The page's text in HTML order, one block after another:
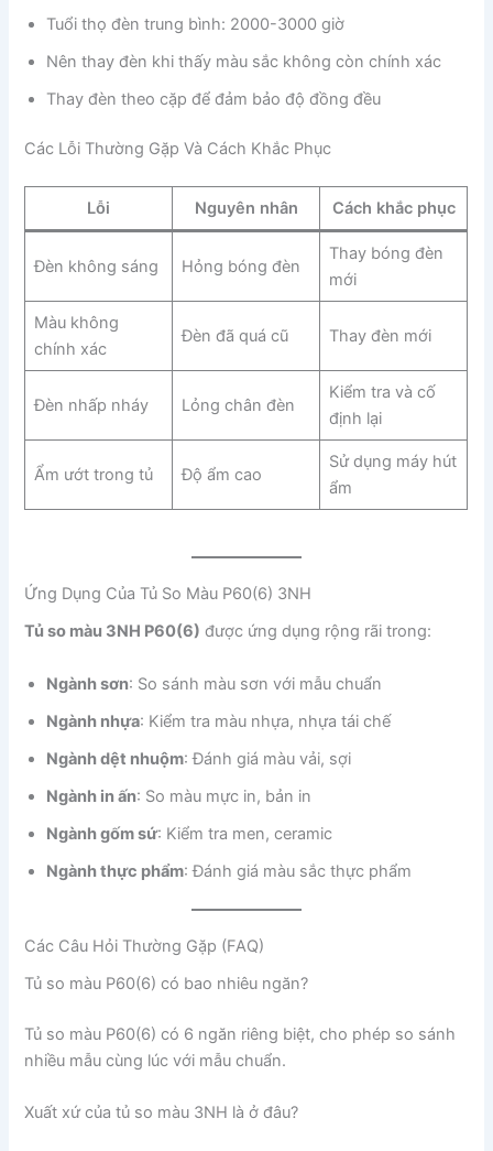
Tuổi thọ đèn trung bình: 2000-3000 giờ
Nên thay đèn khi thấy màu sắc không còn chính xác
Thay đèn theo cặp để đảm bảo độ đồng đều
Các Lỗi Thường Gặp Và Cách Khắc Phục
Lỗi Nguyên nhân Cách khắc phục
Đèn không sáng Hỏng bóng đèn
Thay bóng đèn
mới
Màu không
chính xác
Đèn đã quá cũ Thay đèn mới
Đèn nhấp nháy Lỏng chân đèn
Kiểm tra và cố
định lại
Ẩm ướt trong tủ Độ ẩm cao
Sử dụng máy hút
ẩm
Ứng Dụng Của Tủ So Màu P60(6) 3NH
Tủ so màu 3NH P60(6) được ứng dụng rộng rãi trong:
Ngành sơn: So sánh màu sơn với mẫu chuẩn
Ngành nhựa: Kiểm tra màu nhựa, nhựa tái chế
Ngành dệt nhuộm: Đánh giá màu vải, sợi
Ngành in ấn: So màu mực in, bản in
Ngành gốm sứ: Kiểm tra men, ceramic
Ngành thực phẩm: Đánh giá màu sắc thực phẩm
Các Câu Hỏi Thường Gặp (FAQ)
Tủ so màu P60(6) có bao nhiêu ngăn?
Tủ so màu P60(6) có 6 ngăn riêng biệt, cho phép so sánh
nhiều mẫu cùng lúc với mẫu chuẩn.
Xuất xứ của tủ so màu 3NH là ở đâu?